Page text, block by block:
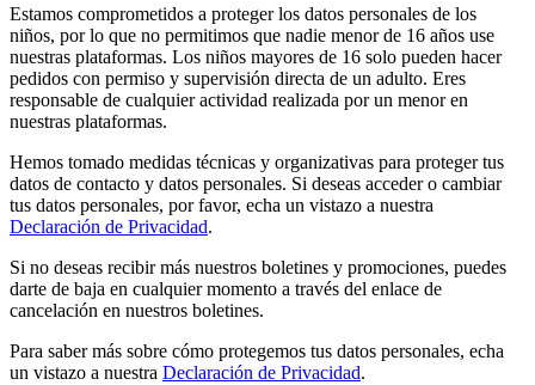
Estamos comprometidos a proteger los datos personales de los
niños, por lo que no permitimos que nadie menor de 16 años use
nuestras plataformas. Los niños mayores de 16 solo pueden hacer
pedidos con permiso y supervisión directa de un adulto. Eres
responsable de cualquier actividad realizada por un menor en
nuestras plataformas.
Hemos tomado medidas técnicas y organizativas para proteger tus
datos de contacto y datos personales. Si deseas acceder o cambiar
tus datos personales, por favor, echa un vistazo a nuestra
Declaración de Privacidad.
Si no deseas recibir más nuestros boletines y promociones, puedes
darte de baja en cualquier momento a través del enlace de
cancelación en nuestros boletines.
Para saber más sobre cómo protegemos tus datos personales, echa
un vistazo a nuestra Declaración de Privacidad.